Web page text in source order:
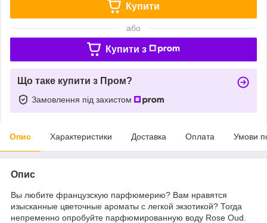
Купити
або
Купити з
Що таке купити з Пром?
Замовлення під захистом
Опис Характеристики Доставка Оплата Умови
Опис
Вы любите французскую парфюмерию? Вам нравятся
изысканные цветочные ароматы с легкой экзотикой? Тогда
непременно опробуйте парфюмированную воду Rose Oud.